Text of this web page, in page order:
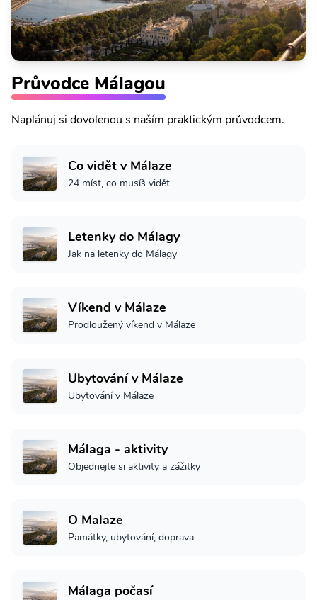
Průvodce Málagou
Naplánuj si dovolenou s naším praktickým průvodcem.
Co vidět v Málaze
24 míst, co musíš vidět
Letenky do Málagy
Jak na letenky do Málagy
Víkend v Málaze
Prodloužený víkend v Málaze
Ubytování v Málaze
Ubytování v Málaze
Málaga - aktivity
Objednejte si aktivity a zážitky
O Malaze
Památky, ubytování, doprava
Málaga počasí